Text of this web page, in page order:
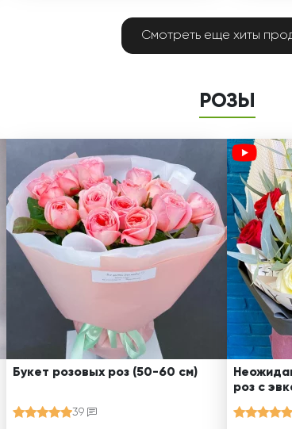
Смотреть еще хиты
РОЗЫ
Букет розовых роз (50-60 см)
39
роз с